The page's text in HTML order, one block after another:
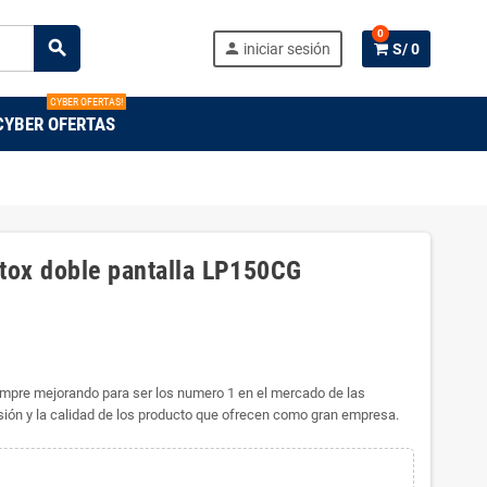
search person iniciar sesión
0
S/ 0
OFERTAS
CYBER OFERTAS!
doble pantalla LP150CG
mejorando para ser los numero 1 en el mercado de las
y la calidad de los producto que ofrecen como gran empresa.